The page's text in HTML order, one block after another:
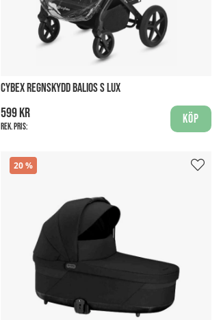
CYBEX REGNSKYDD BALIOS S LUX
599 kr
Rek. pris:
Köp
20